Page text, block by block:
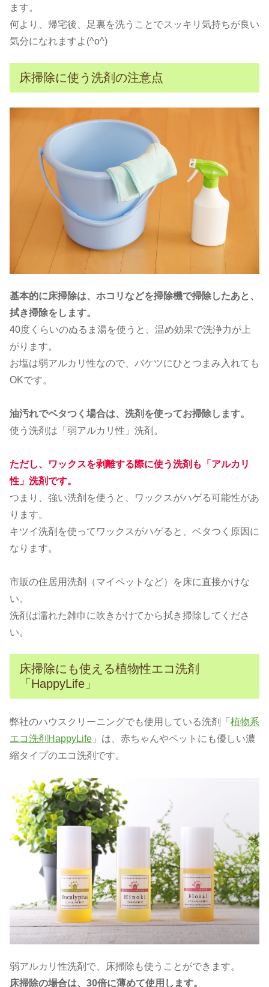
ます。
何より、帰宅後、足裏を洗うことでスッキリ気持ちが良い
気分になれますよ(^o^)
床掃除に使う洗剤の注意点
基本的に床掃除は、ホコリなどを掃除機で掃除したあと、
拭き掃除をします。
40度くらいのぬるま湯を使うと、温め効果で洗浄力が上
がります。
お塩は弱アルカリ性なので、バケツにひとつまみ入れても
OKです。
油汚れでベタつく場合は、洗剤を使ってお掃除します。
使う洗剤は「弱アルカリ性」洗剤。
ただし、ワックスを剥離する際に使う洗剤も「アルカリ
性」洗剤です。
つまり、強い洗剤を使うと、ワックスがハゲる可能性があ
ります。
キツイ洗剤を使ってワックスがハゲると、ベタつく原因に
なります。
市販の住居用洗剤（マイペットなど）を床に直接かけな
い。
洗剤は濡れた雑巾に吹きかけてから拭き掃除してくださ
い。
床掃除にも使える植物性エコ洗剤
「HappyLife」
弊社のハウスクリーニングでも使用している洗剤「 植物系
エコ洗剤HappyLife 」は、赤ちゃんやペットにも優しい濃
縮タイプのエコ洗剤です。
弱アルカリ性洗剤で、床掃除も使うことができます。
床掃除の場合は、30倍に薄めて使用します。